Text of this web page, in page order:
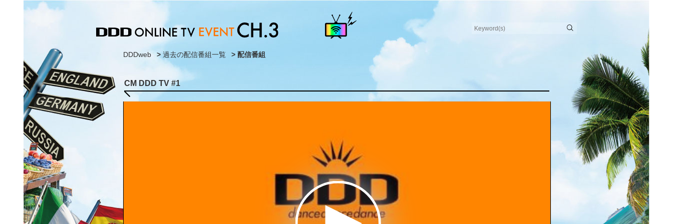
DDDweb > 過去の配信番組一覧 > 配信番組
CM DDD TV #1